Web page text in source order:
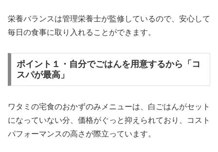
栄養バランスは管理栄養士が監修しているので、安心して
毎日の食事に取り入れることができます。
ポイント１・自分でごはんを用意するから「コ
スパが最高」
ワタミの宅食のおかずのみメニューは、白ごはんがセット
になっていない分、価格がぐっと抑えられており、コスト
パフォーマンスの高さが際立っています。